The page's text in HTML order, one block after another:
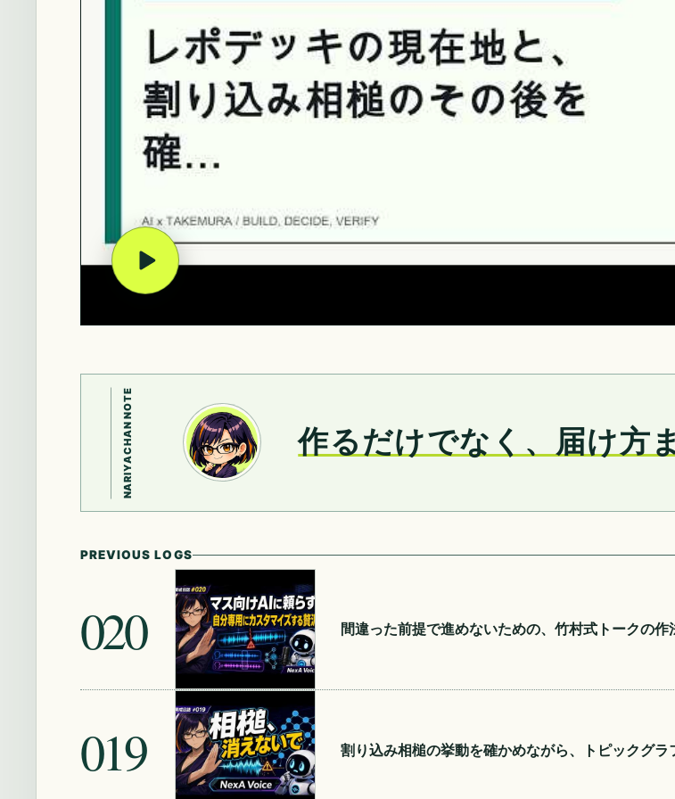
NARIYACHAN NOTE 作るだけでなく、届け方
PREVIOUS LOGS
020 間違った前提で進めないための、竹村式トークの作
019 割り込み相槌の挙動を確かめながら、トピックグラ